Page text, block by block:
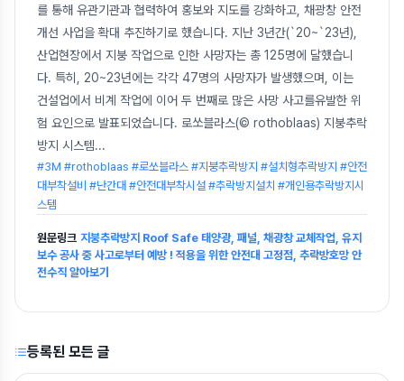
를 통해 유관기관과 협력하여 홍보와 지도를 강화하고, 채광창 안전
개선 사업을 확대 추진하기로 했습니다. 지난 3년간(`20~`23년),
산업현장에서 지붕 작업으로 인한 사망자는 총 125명에 달했습니
다. 특히, 20~23년에는 각각 47명의 사망자가 발생했으며, 이는
건설업에서 비계 작업에 이어 두 번째로 많은 사망 사고를유발한 위
험 요인으로 발표되었습니다. 로쏘블라스(© rothoblaas) 지붕추락
방지 시스템...
#3M #rothoblaas #로쏘블라스 #지붕추락방지 #설치형추락방지 #안전
대부착설비 #난간대 #안전대부착시설 #추락방지설치 #개인용추락방지시
스템
원문링크 지붕추락방지 Roof Safe 태양광, 패널, 채광창 교체작업, 유지
보수 공사 중 사고로부터 예방 ! 적용을 위한 안전대 고정점, 추락방호망 안
전수직 알아보기
등록된 모든 글